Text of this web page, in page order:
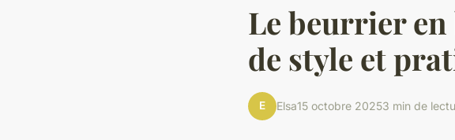
Le beurrier
de style et
E Elsa15 octobre 20253 min de